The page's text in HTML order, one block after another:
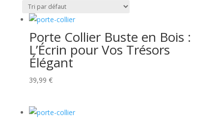
Porte Collier Buste en Bois :
L’Écrin pour Vos Trésors
Élégant
39,99 €